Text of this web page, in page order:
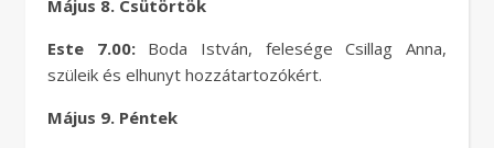
Május 8. Csütörtök
Este 7.00: Boda István, felesége Csillag Anna,
szüleik és elhunyt hozzátartozókért.
Május 9. Péntek